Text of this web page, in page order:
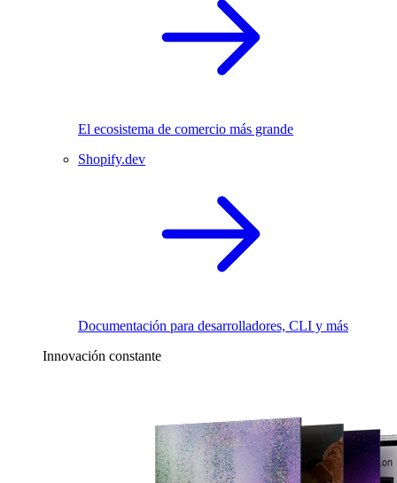
El ecosistema de comercio más grande
Shopify.dev
Documentación para desarrolladores, CLI y más
Innovación constante